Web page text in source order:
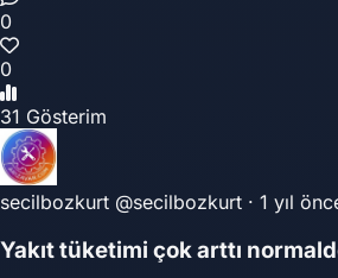
0
0
31 Gösterim
secilbozkurt @secilbozkurt · 1 yıl
Yakıt tüketimi çok arttı